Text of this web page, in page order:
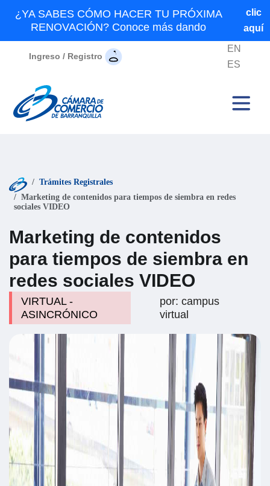
¿YA SABES CÓMO HACER TU PRÓXIMA
RENOVACIÓN? Conoce más dando
clic
aquí
Ingreso / Registro
EN
ES
Trámites Registrales
Marketing de contenidos para tiempos de siembra en redes
sociales VIDEO
Marketing de contenidos
para tiempos de siembra en
redes sociales VIDEO
VIRTUAL -
ASINCRÓNICO
por: campus
virtual